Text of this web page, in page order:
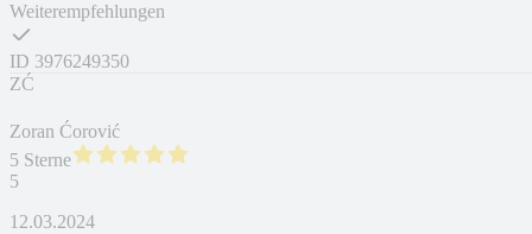
Weiterempfehlungen
ID 3976249350
ZĆ
Zoran Ćorović
5 Sterne
5
12.03.2024